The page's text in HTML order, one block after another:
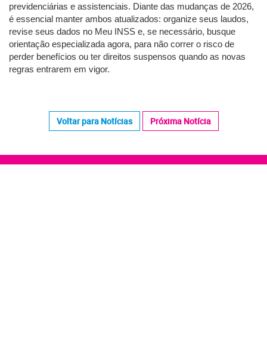
previdenciárias e assistenciais. Diante das mudanças de 2026,
é essencial manter ambos atualizados: organize seus laudos,
revise seus dados no Meu INSS e, se necessário, busque
orientação especializada agora, para não correr o risco de
perder benefícios ou ter direitos suspensos quando as novas
regras entrarem em vigor.
Voltar para Notícias Próxima Notícia